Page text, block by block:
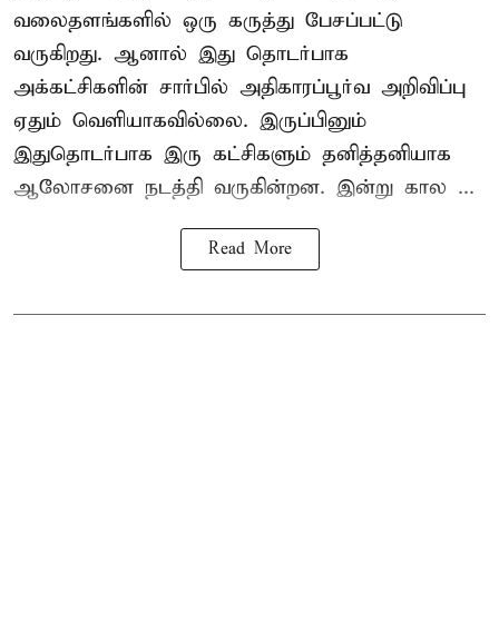
வலைதளங்களில் ஒரு கருத்து பேசப்பட்டு
வருகிறது. ஆனால் இது தொடர்பாக
அக்கட்சிகளின் சார்பில் அதிகாரப்பூர்வ அறிவிப்பு
ஏதும் வெளியாகவில்லை. இருப்பினும்
இதுதொடர்பாக இரு கட்சிகளும் தனித்தனியாக
ஆலோசனை நடத்தி வருகின்றன. இன்று கால ...
Read More